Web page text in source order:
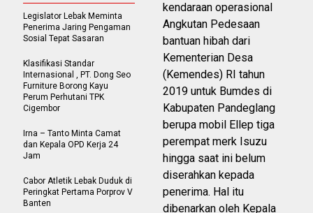
kendaraan operasional
Angkutan Pedesaan
bantuan hibah dari
Kementerian Desa
(Kemendes) RI tahun
2019 untuk Bumdes di
Kabupaten Pandeglang
berupa mobil Ellep tiga
perempat merk Isuzu
hingga saat ini belum
diserahkan kepada
penerima. Hal itu
dibenarkan oleh Kepala
Legislator Lebak Meminta
Penerima Jaring Pengaman
Sosial Tepat Sasaran
Klasifikasi Standar
Internasional , PT. Dong Seo
Furniture Borong Kayu
Perum Perhutani TPK
Cigembor
Irna – Tanto Minta Camat
dan Kepala OPD Kerja 24
Jam
Cabor Atletik Lebak Duduk di
Peringkat Pertama Porprov V
Banten